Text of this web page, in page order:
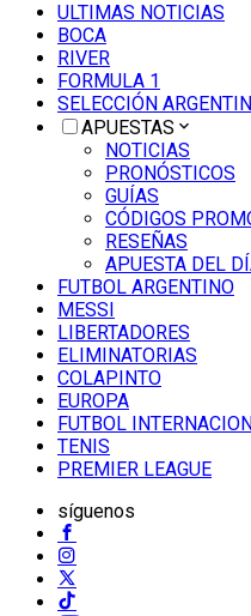
ULTIMAS NOTICIAS
BOCA
RIVER
FORMULA 1
SELECCIÓN
APUESTAS
NOTICIAS
PRONÓSTICOS
GUÍAS
CÓDIGOS
RESEÑAS
APUESTA DEL
FUTBOL ARGENTINO
MESSI
LIBERTADORES
ELIMINATORIAS
COLAPINTO
EUROPA
FUTBOL
TENIS
PREMIER LEAGUE
síguenos